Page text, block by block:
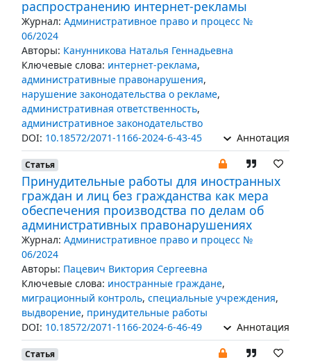
распространению интернет-рекламы
Журнал: Административное право и процесс №
06/2024
Авторы: Канунникова Наталья Геннадьевна
Ключевые слова: интернет-реклама,
административные правонарушения,
нарушение законодательства о рекламе,
административная ответственность,
административное законодательство
DOI: 10.18572/2071-1166-2024-6-43-45 Аннотация
Статья
Принудительные работы для иностранных
граждан и лиц без гражданства как мера
обеспечения производства по делам об
административных правонарушениях
Журнал: Административное право и процесс №
06/2024
Авторы: Пацевич Виктория Сергеевна
Ключевые слова: иностранные граждане,
миграционный контроль, специальные учреждения,
выдворение, принудительные работы
DOI: 10.18572/2071-1166-2024-6-46-49 Аннотация
Статья